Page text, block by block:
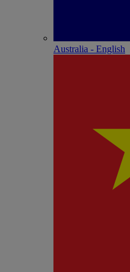
Australia - English